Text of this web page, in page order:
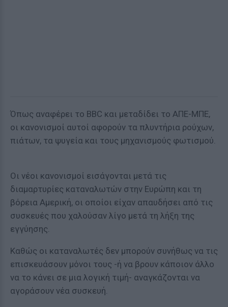
Όπως αναφέρει το BBC και μεταδίδει το ΑΠΕ-ΜΠΕ,
οι κανονισμοί αυτοί αφορούν τα πλυντήρια ρούχων,
πιάτων, τα ψυγεία και τους μηχανισμούς φωτισμού.
Οι νέοι κανονισμοί εισάγονται μετά τις
διαμαρτυρίες καταναλωτών στην Ευρώπη και τη
βόρεια Αμερική, οι οποίοι είχαν απαυδήσει από τις
συσκευές που χαλούσαν λίγο μετά τη λήξη της
εγγύησης.
Καθώς οι καταναλωτές δεν μπορούν συνήθως να τις
επισκευάσουν μόνοι τους -ή να βρουν κάποιον άλλο
να το κάνει σε μια λογική τιμή- αναγκάζονται να
αγοράσουν νέα συσκευή.